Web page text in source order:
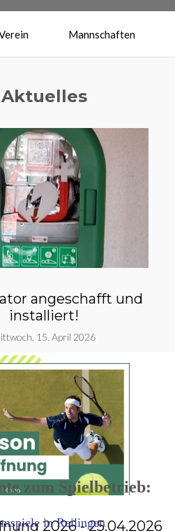
Mannschaften
Aktuelles
angeschafft und
installiert!
15. April 2026
2026 - 25.04.2026
zum Spielbetrieb:
in Reilingen